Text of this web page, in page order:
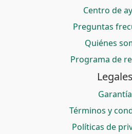
Centro de
Preguntas
Quiénes
Programa de
Legales
Garantía
Términos y
Políticas de